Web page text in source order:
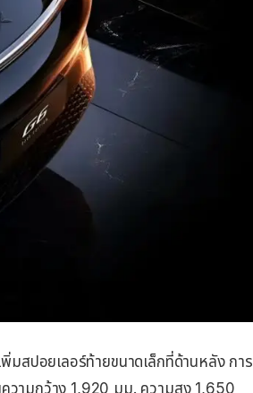
สปอยเลอร์ท้ายขนาดเล็กที่ด้านหลัง การ
วามกว้าง 1,920 มม. ความสูง 1,650